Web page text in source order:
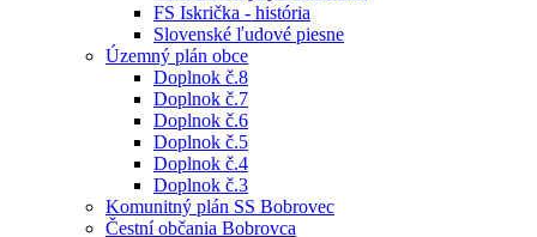
FS Iskrička - história
Slovenské ľudové piesne
Územný plán obce
Doplnok č.8
Doplnok č.7
Doplnok č.6
Doplnok č.5
Doplnok č.4
Doplnok č.3
Komunitný plán SS Bobrovec
Čestní občania Bobrovca